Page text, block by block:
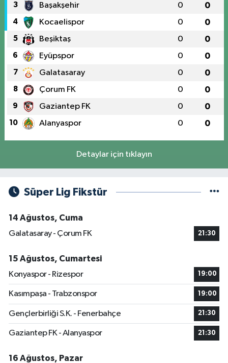
3 Başakşehir 0 0
4 Kocaelispor 0 0
5 Beşiktaş 0 0
6 Eyüpspor 0 0
7 Galatasaray 0 0
8 Çorum FK 0 0
9 Gaziantep FK 0 0
10 Alanyaspor 0 0
Detaylar için tıklayın
Süper Lig Fikstür
14 Ağustos, Cuma
Galatasaray - Çorum FK
21:30
15 Ağustos, Cumartesi
Konyaspor - Rizespor
19:00
Kasımpaşa - Trabzonspor 19:00
Gençlerbirliği S.K. - Fenerbahçe 21:30
Gaziantep FK - Alanyaspor 21:30
16 Ağustos, Pazar